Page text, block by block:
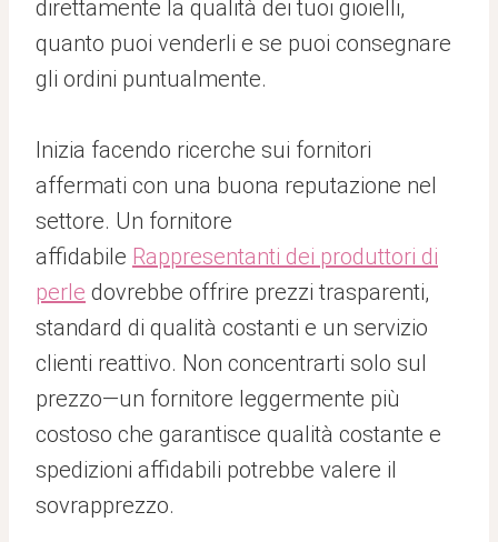
direttamente la qualità dei tuoi gioielli,
quanto puoi venderli e se puoi consegnare
gli ordini puntualmente.
Inizia facendo ricerche sui fornitori
affermati con una buona reputazione nel
settore. Un fornitore
affidabile Rappresentanti dei produttori di
perle dovrebbe offrire prezzi trasparenti,
standard di qualità costanti e un servizio
clienti reattivo. Non concentrarti solo sul
prezzo—un fornitore leggermente più
costoso che garantisce qualità costante e
spedizioni affidabili potrebbe valere il
sovrapprezzo.